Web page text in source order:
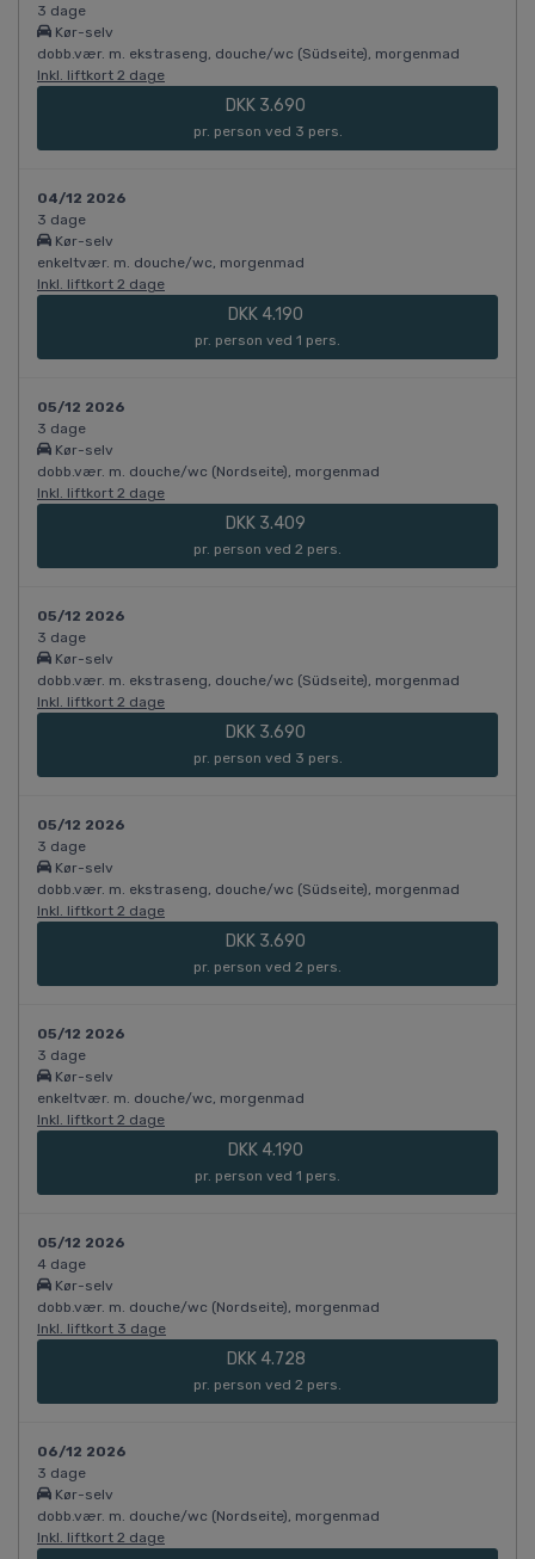
3 dage
Kør-selv
dobb.vær. m. ekstraseng, douche/wc (Südseite), morgenmad
Inkl. liftkort 2 dage
DKK 3.690
pr. person ved 3 pers.
04/12 2026
3 dage
Kør-selv
enkeltvær. m. douche/wc, morgenmad
Inkl. liftkort 2 dage
DKK 4.190
pr. person ved 1 pers.
05/12 2026
3 dage
Kør-selv
dobb.vær. m. douche/wc (Nordseite), morgenmad
Inkl. liftkort 2 dage
DKK 3.409
pr. person ved 2 pers.
05/12 2026
3 dage
Kør-selv
dobb.vær. m. ekstraseng, douche/wc (Südseite), morgenmad
Inkl. liftkort 2 dage
DKK 3.690
pr. person ved 3 pers.
05/12 2026
3 dage
Kør-selv
dobb.vær. m. ekstraseng, douche/wc (Südseite), morgenmad
Inkl. liftkort 2 dage
DKK 3.690
pr. person ved 2 pers.
05/12 2026
3 dage
Kør-selv
enkeltvær. m. douche/wc, morgenmad
Inkl. liftkort 2 dage
DKK 4.190
pr. person ved 1 pers.
05/12 2026
4 dage
Kør-selv
dobb.vær. m. douche/wc (Nordseite), morgenmad
Inkl. liftkort 3 dage
DKK 4.728
pr. person ved 2 pers.
06/12 2026
3 dage
Kør-selv
dobb.vær. m. douche/wc (Nordseite), morgenmad
Inkl. liftkort 2 dage